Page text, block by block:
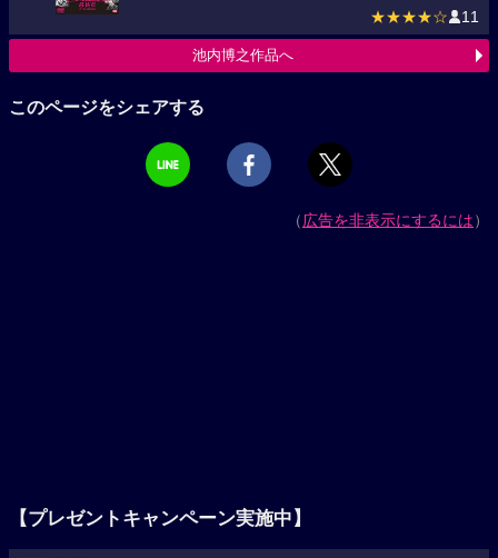
★★★★☆ 11
池内博之作品へ
このページをシェアする
（広告を非表示にするには）
【プレゼントキャンペーン実施中】